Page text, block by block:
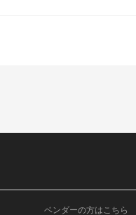
ベンダーの方はこちら